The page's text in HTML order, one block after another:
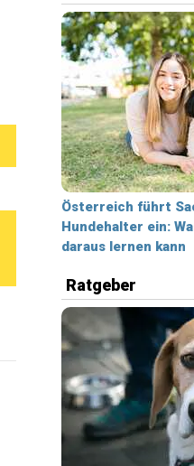
Österreich führt
Hundehalter ein:
daraus lernen kann
Ratgeber